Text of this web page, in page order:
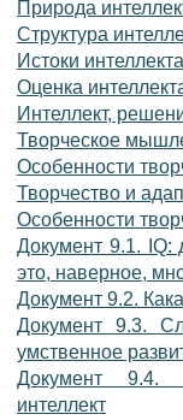
Природа
Структура
Истоки
Оценка
Интеллект,
Творческое
Особенности
Творчество и
Особенности
Документ 9.1. IQ:
это, наверное,
Документ 9.2.
Документ 9.3.
умственное
Документ 9.4.
интеллект